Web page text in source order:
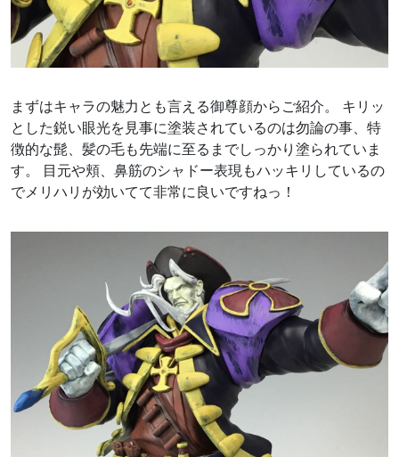
まずはキャラの魅力とも言える御尊顔からご紹介。 キリッ
とした鋭い眼光を見事に塗装されているのは勿論の事、特
徴的な髭、髪の毛も先端に至るまでしっかり塗られていま
す。 目元や頬、鼻筋のシャドー表現もハッキリしているの
でメリハリが効いてて非常に良いですねっ！